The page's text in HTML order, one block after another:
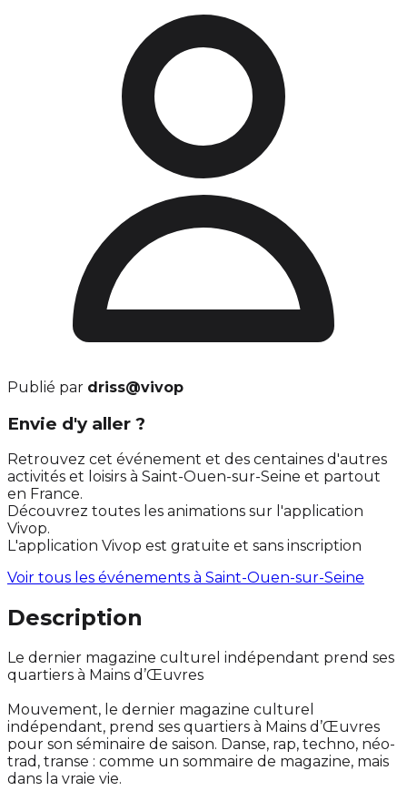
Publié par driss@vivop
Envie d'y aller ?
Retrouvez cet événement et des centaines d'autres
activités et loisirs à Saint-Ouen-sur-Seine et partout
en France.
Découvrez toutes les animations sur l'application
Vivop.
L'application Vivop est gratuite et sans inscription
Voir tous les événements à Saint-Ouen-sur-Seine
Description
Le dernier magazine culturel indépendant prend ses
quartiers à Mains d’Œuvres
Mouvement, le dernier magazine culturel
indépendant, prend ses quartiers à Mains d’Œuvres
pour son séminaire de saison. Danse, rap, techno, néo-
trad, transe : comme un sommaire de magazine, mais
dans la vraie vie.